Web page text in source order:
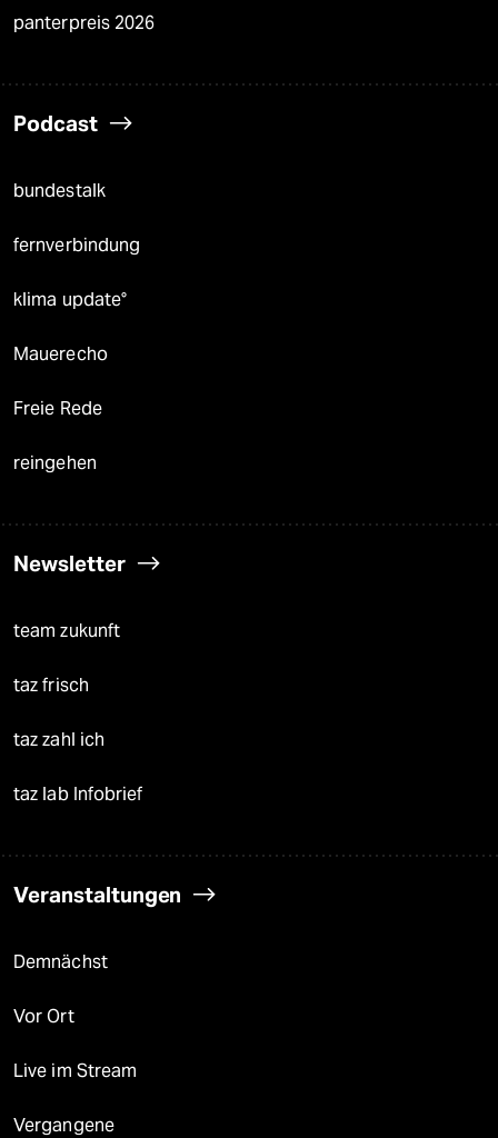
panterpreis 2026
Podcast
bundestalk
fernverbindung
klima update°
Mauerecho
Freie Rede
reingehen
Newsletter
team zukunft
taz frisch
taz zahl ich
taz lab Infobrief
Veranstaltungen
Demnächst
Vor Ort
Live im Stream
Vergangene